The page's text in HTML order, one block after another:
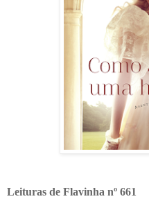
Leituras de Flavinha nº 661